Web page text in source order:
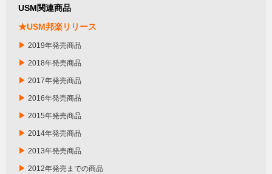
USM関連商品
★USM邦楽リリース
▶ 2019年発売商品
▶ 2018年発売商品
▶ 2017年発売商品
▶ 2016年発売商品
▶ 2015年発売商品
▶ 2014年発売商品
▶ 2013年発売商品
▶ 2012年発売までの商品